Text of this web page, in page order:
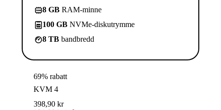
8 GB RAM-minne
100 GB NVMe-diskutrymme
8 TB bandbredd
69% rabatt
KVM 4
398,90 kr